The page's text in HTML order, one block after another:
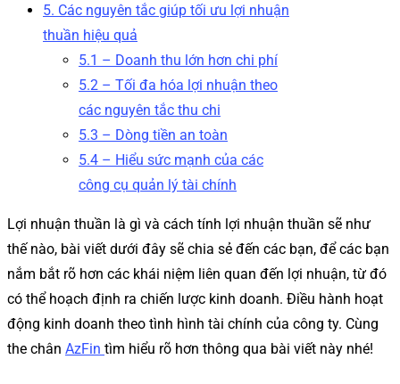
5. Các nguyên tắc giúp tối ưu lợi nhuận
thuần hiệu quả
5.1 – Doanh thu lớn hơn chi phí
5.2 – Tối đa hóa lợi nhuận theo
các nguyên tắc thu chi
5.3 – Dòng tiền an toàn
5.4 – Hiểu sức mạnh của các
công cụ quản lý tài chính
Lợi nhuận thuần là gì và cách tính lợi nhuận thuần sẽ như
thế nào, bài viết dưới đây sẽ chia sẻ đến các bạn, để các bạn
nắm bắt rõ hơn các khái niệm liên quan đến lợi nhuận, từ đó
có thể hoạch định ra chiến lược kinh doanh. Điều hành hoạt
động kinh doanh theo tình hình tài chính của công ty. Cùng
the chân AzFin tìm hiểu rõ hơn thông qua bài viết này nhé!